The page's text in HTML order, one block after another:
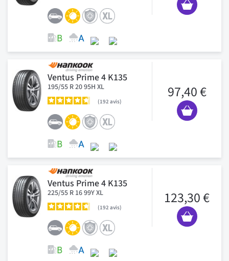
Ventus Prime 4 K135
195/55 R 20 95H XL
192 avis
97,40 €
Ventus Prime 4 K135
225/55 R 16 99Y XL
192 avis
123,30 €